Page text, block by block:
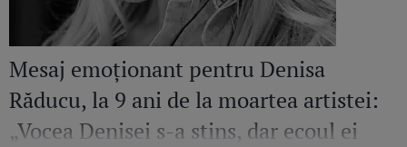
Mesaj emoționant pentru Denisa
Răducu, la 9 ani de la moartea artistei:
„Vocea Denisei s-a stins, dar ecoul ei